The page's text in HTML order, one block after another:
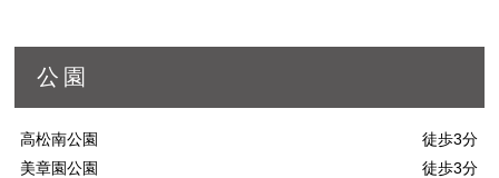
公園
高松南公園
徒歩3分
美章園公園
徒歩3分